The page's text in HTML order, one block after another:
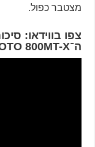
מצטבר כפול.
צפו בווידאו:
ה־CFMOTO 800MT-X